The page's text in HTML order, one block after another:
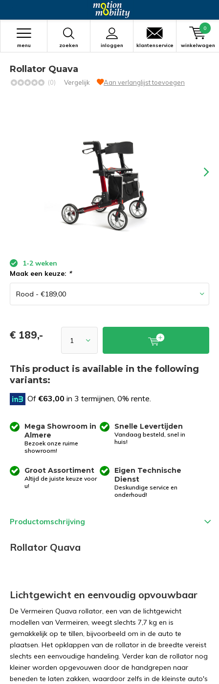
zoeken inloggen
menu klantenservice winkelwagen
0
Rollator Quava
(0) Vergelijk Aan verlanglijst toevoegen
1-2 weken
Maak een keuze: *
€ 189,-
This product is available in the following
variants:
Of €63,00 in 3 termijnen, 0% rente.
Mega Showroom in
Almere
Bezoek onze ruime
showroom!
Snelle Levertijden
Vandaag besteld, snel in
huis!
Groot Assortiment
Altijd de juiste keuze voor
u!
Eigen Technische
Dienst
Deskundige service en
onderhoud!
Productomschrijving
Rollator Quava
Lichtgewicht en eenvoudig opvouwbaar
De Vermeiren Quava rollator, een van de lichtgewicht
modellen van Vermeiren, weegt slechts 7,7 kg en is
gemakkelijk op te tillen, bijvoorbeeld om in de auto te
plaatsen. Het opklappen van de rollator in de breedte vereist
slechts een eenvoudige handeling. Verder kan de rollator nog
kleiner worden opgevouwen door de handgrepen naar
beneden te laten zakken, waardoor zelfs in de kleinste auto's